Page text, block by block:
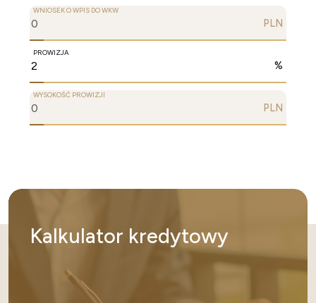
WNIOSEK O WPIS DO WKW
PLN
PROWIZJA
%
WYSOKOŚĆ PROWIZJI
PLN
Kalkulator kredytowy